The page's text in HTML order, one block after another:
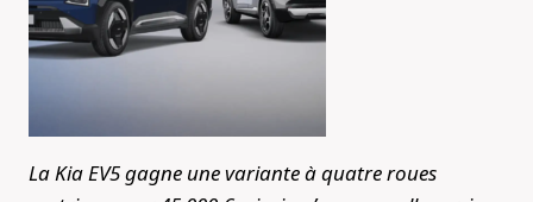
La Kia EV5 gagne une variante à quatre roues